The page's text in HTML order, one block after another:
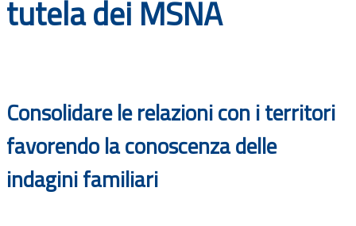
tutela dei MSNA
Consolidare le relazioni con i territori
favorendo la conoscenza delle
indagini familiari